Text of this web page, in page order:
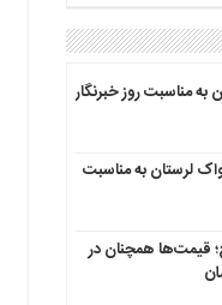
به‌ مناسبت روز خبرنگار
لرستان به مناسبت
قیمت‌ها همچنان در